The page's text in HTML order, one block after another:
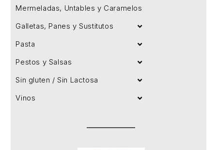
Mermeladas, Untables y Caramelos
Galletas, Panes y Sustitutos
Pasta
Pestos y Salsas
Sin gluten / Sin Lactosa
Vinos